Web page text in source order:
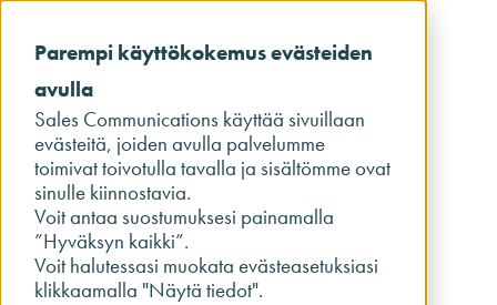
Parempi käyttökokemus evästeiden
avulla
Sales Communications käyttää sivuillaan
evästeitä, joiden avulla palvelumme
toimivat toivotulla tavalla ja sisältömme ovat
sinulle kiinnostavia.
Voit antaa suostumuksesi painamalla
”Hyväksyn kaikki”.
Voit halutessasi muokata evästeasetuksiasi
klikkaamalla "Näytä tiedot".